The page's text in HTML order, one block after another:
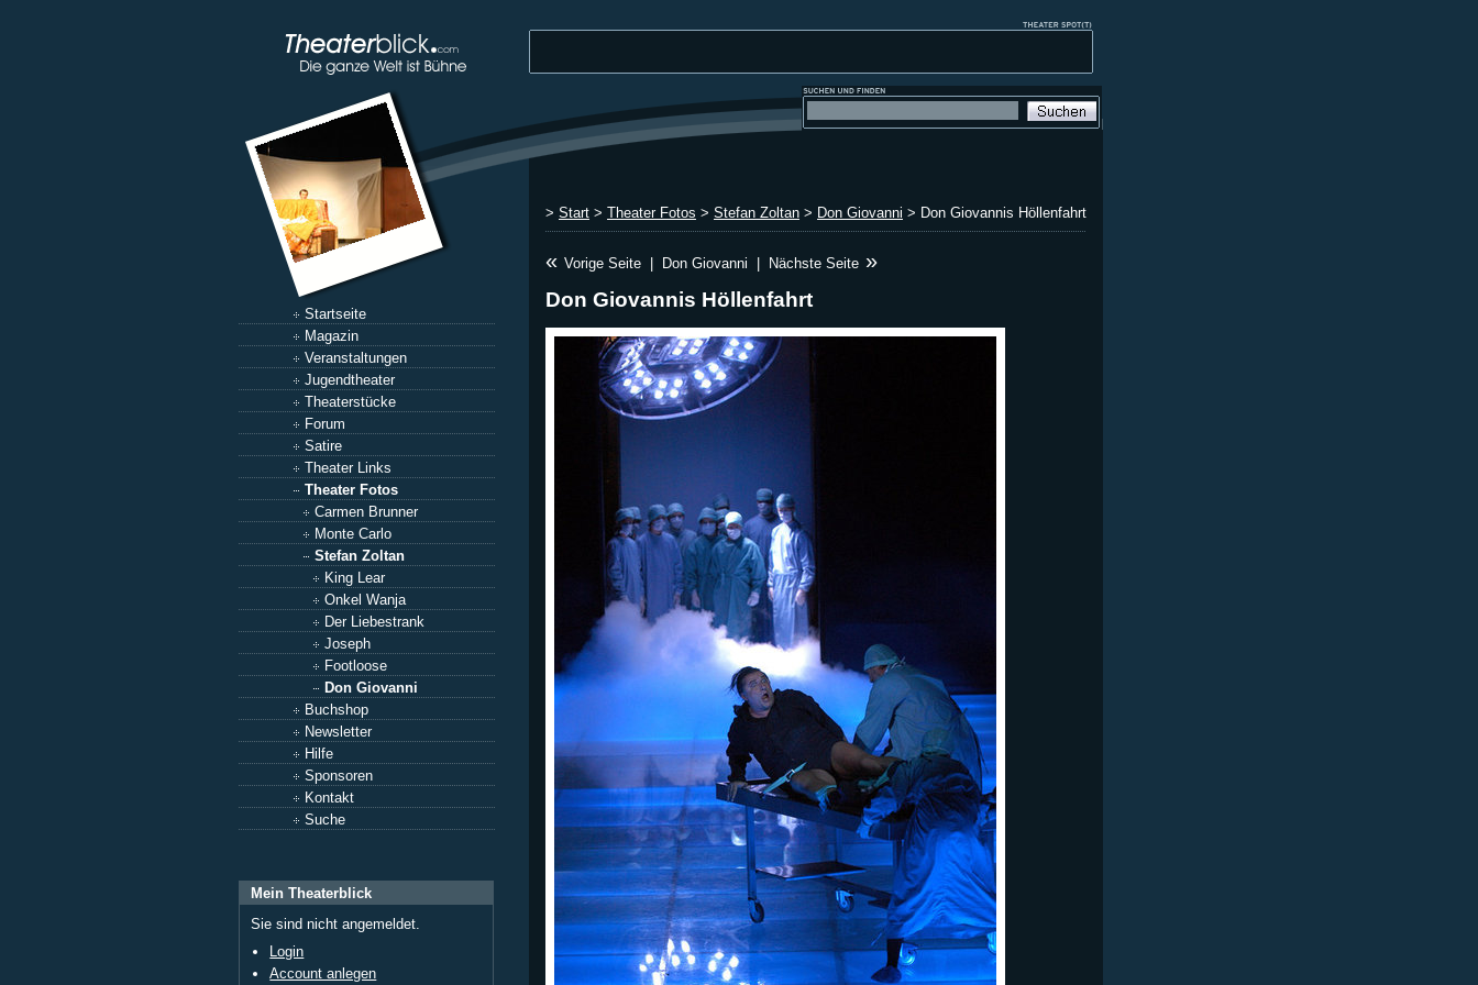
Startseite
Magazin
Veranstaltungen
Jugendtheater
Theaterstücke
Forum
Satire
Theater Links
Theater Fotos
Carmen Brunner
Monte Carlo
Stefan Zoltan
King Lear
Onkel Wanja
Der Liebestrank
Joseph
Footloose
Don Giovanni
Buchshop
Newsletter
Hilfe
Sponsoren
Kontakt
Suche
Mein Theaterblick
Sie sind nicht angemeldet.
Login
Account anlegen
> Start > Theater Fotos > Stefan Zoltan > Don Giovanni > Don Giovannis Höllenfahrt
« Vorige Seite Don Giovanni Nächste Seite »
Don Giovannis Höllenfahrt